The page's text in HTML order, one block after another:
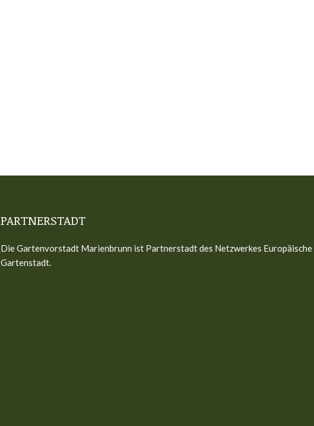
PARTNERSTADT
Die Gartenvorstadt Marienbrunn ist Partnerstadt des Netzwerkes Europäische
Gartenstadt.